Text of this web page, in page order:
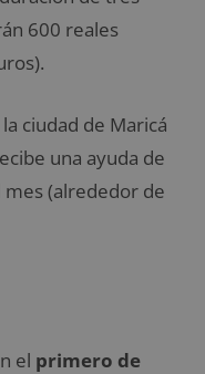
600 reales
ciudad de Maricá
una ayuda de
(alrededor de
el primero de